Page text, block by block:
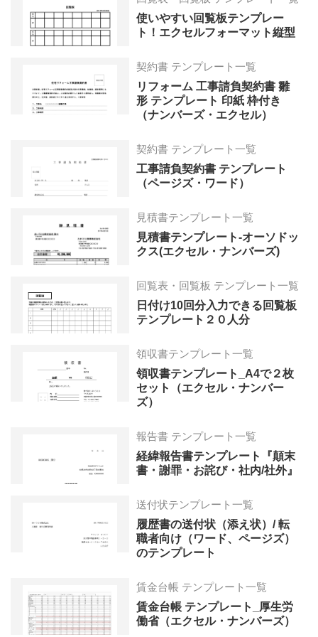
使いやすい回覧板テンプレー
ト！エクセルフォーマット縦型
契約書 テンプレート一覧
リフォーム 工事請負契約書 雛
形 テンプレート 印紙 枠付き
（ナンバーズ・エクセル）
契約書 テンプレート一覧
工事請負契約書 テンプレート
（ページズ・ワード）
見積書テンプレート一覧
見積書テンプレート-オーソドッ
クス(エクセル・ナンバーズ)
回覧表・回覧板 テンプレート一覧
日付け10回分入力できる回覧板
テンプレート２０人分
領収書テンプレート一覧
領収書テンプレート_A4で２枚
セット（エクセル・ナンバー
ズ）
報告書 テンプレート一覧
経緯報告書テンプレート『顛末
書・謝罪・お詫び・社内/社外』
送付状テンプレート一覧
履歴書の送付状（添え状）/ 転
職者向け（ワード、ページズ）
のテンプレート
賃金台帳 テンプレート一覧
賃金台帳 テンプレート_厚生労
働省（エクセル・ナンバーズ）